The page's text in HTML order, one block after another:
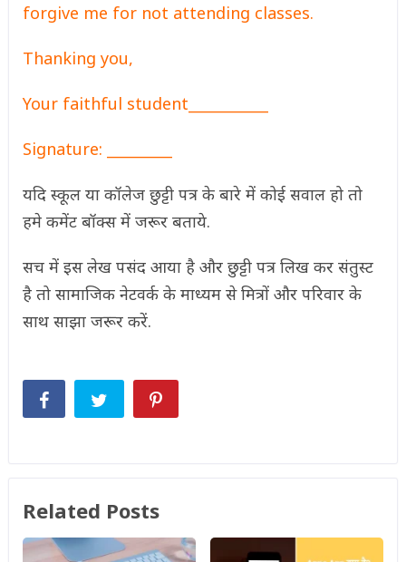
forgive me for not attending classes.
Thanking you,
Your faithful student___________
Signature: _________
यदि स्कूल या कॉलेज छुट्टी पत्र के बारे में कोई सवाल हो तो
हमे कमेंट बॉक्स में जरूर बताये.
सच में इस लेख पसंद आया है और छुट्टी पत्र लिख कर संतुस्ट
है तो सामाजिक नेटवर्क के माध्यम से मित्रों और परिवार के
साथ साझा जरूर करें.
Related Posts